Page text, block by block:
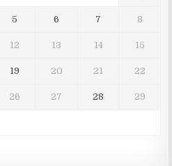
5 6 7 8
12 13 14 15
19 20 21 22
26 27 28 29